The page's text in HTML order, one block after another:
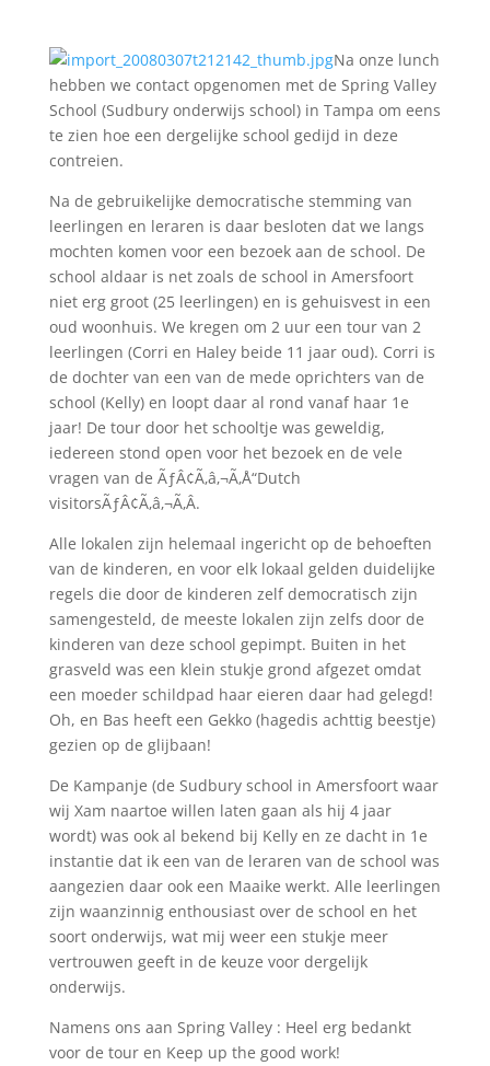
Na onze lunch
hebben we contact opgenomen met de Spring Valley
School (Sudbury onderwijs school) in Tampa om eens
te zien hoe een dergelijke school gedijd in deze
contreien.
Na de gebruikelijke democratische stemming van
leerlingen en leraren is daar besloten dat we langs
mochten komen voor een bezoek aan de school. De
school aldaar is net zoals de school in Amersfoort
niet erg groot (25 leerlingen) en is gehuisvest in een
oud woonhuis. We kregen om 2 uur een tour van 2
leerlingen (Corri en Haley beide 11 jaar oud). Corri is
de dochter van een van de mede oprichters van de
school (Kelly) en loopt daar al rond vanaf haar 1e
jaar! De tour door het schooltje was geweldig,
iedereen stond open voor het bezoek en de vele
vragen van de ÃƒÂ¢Ã‚â‚¬Ã‚Å“Dutch
visitorsÃƒÂ¢Ã‚â‚¬Ã‚Â.
Alle lokalen zijn helemaal ingericht op de behoeften
van de kinderen, en voor elk lokaal gelden duidelijke
regels die door de kinderen zelf democratisch zijn
samengesteld, de meeste lokalen zijn zelfs door de
kinderen van deze school gepimpt. Buiten in het
grasveld was een klein stukje grond afgezet omdat
een moeder schildpad haar eieren daar had gelegd!
Oh, en Bas heeft een Gekko (hagedis achttig beestje)
gezien op de glijbaan!
De Kampanje (de Sudbury school in Amersfoort waar
wij Xam naartoe willen laten gaan als hij 4 jaar
wordt) was ook al bekend bij Kelly en ze dacht in 1e
instantie dat ik een van de leraren van de school was
aangezien daar ook een Maaike werkt. Alle leerlingen
zijn waanzinnig enthousiast over de school en het
soort onderwijs, wat mij weer een stukje meer
vertrouwen geeft in de keuze voor dergelijk
onderwijs.
Namens ons aan Spring Valley : Heel erg bedankt
voor de tour en Keep up the good work!